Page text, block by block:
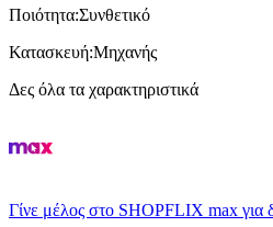
Ποιότητα:Συνθετικό
Κατασκευή:Μηχανής
Δες όλα τα χαρακτηριστικά
Γίνε μέλος στο SHOPFLIX max για